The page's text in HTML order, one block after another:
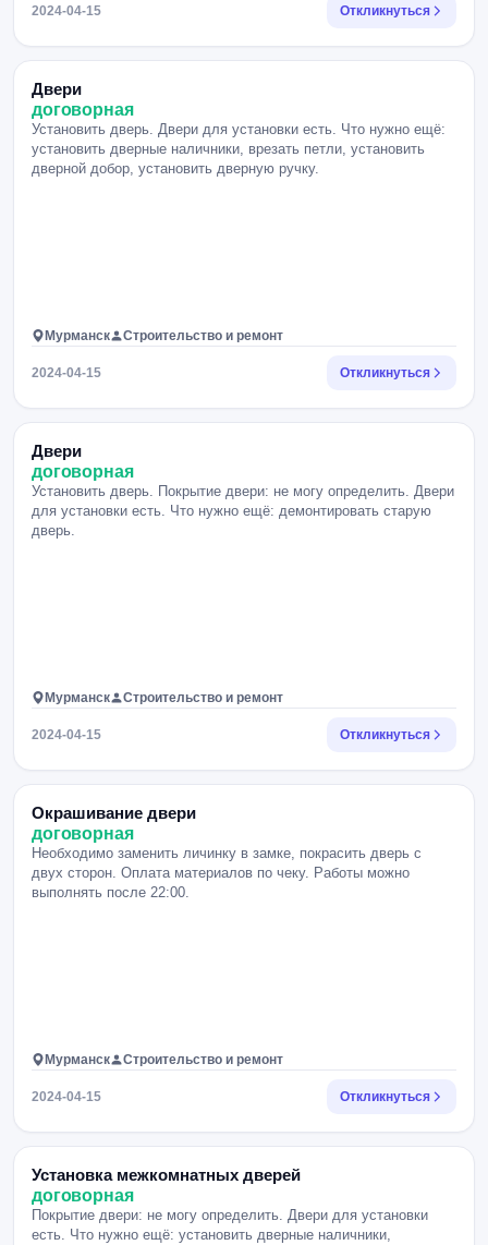
2024-04-15 Откликнуться
Двери
договорная
Установить дверь. Двери для установки есть. Что нужно ещё:
установить дверные наличники, врезать петли, установить
дверной добор, установить дверную ручку.
Мурманск Строительство и ремонт
2024-04-15 Откликнуться
Двери
договорная
Установить дверь. Покрытие двери: не могу определить. Двери
для установки есть. Что нужно ещё: демонтировать старую
дверь.
Мурманск Строительство и ремонт
2024-04-15 Откликнуться
Окрашивание двери
договорная
Необходимо заменить личинку в замке, покрасить дверь с
двух сторон. Оплата материалов по чеку. Работы можно
выполнять после 22:00.
Мурманск Строительство и ремонт
2024-04-15 Откликнуться
Установка межкомнатных дверей
договорная
Покрытие двери: не могу определить. Двери для установки
есть. Что нужно ещё: установить дверные наличники,